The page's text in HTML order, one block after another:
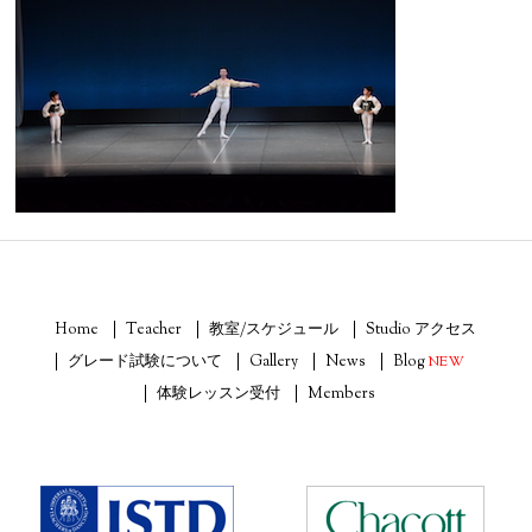
Home Teacher 教室/スケジュール
Studio アクセス
グレード試験について
Gallery News BlogNEW
体験レッスン受付
Members